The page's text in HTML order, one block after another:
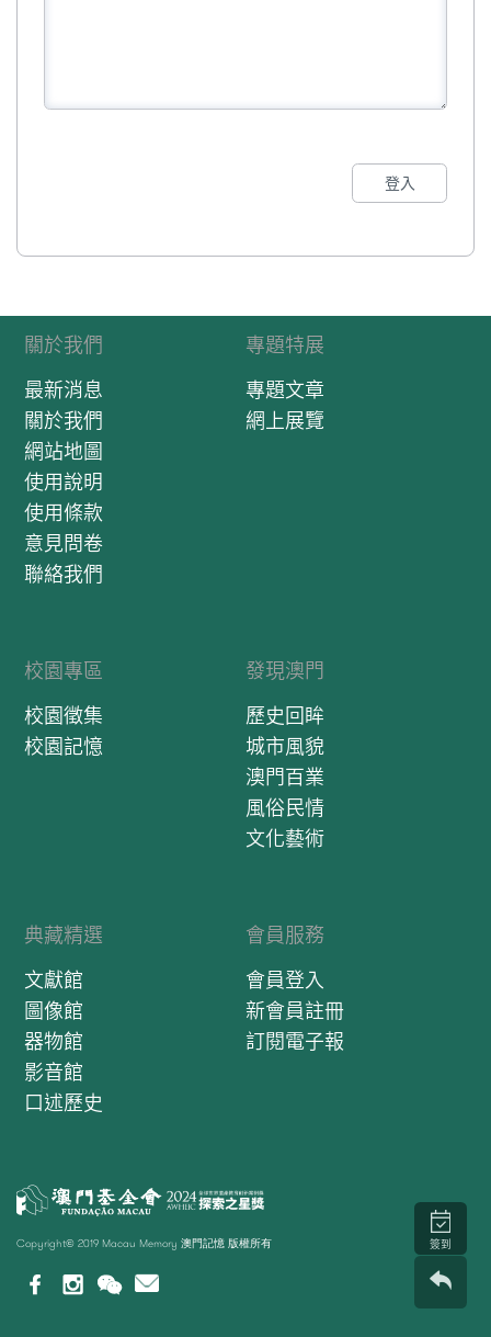
登入
關於我們
最新消息
關於我們
網站地圖
使用說明
使用條款
意見問卷
聯絡我們
專題特展
專題文章
網上展覽
校園專區
校園徵集
校園記憶
發現澳門
歷史回眸
城市風貌
澳門百業
風俗民情
文化藝術
典藏精選
文獻館
圖像館
器物館
影音館
口述歷史
會員服務
會員登入
新會員註冊
訂閱電子報
Copyright© 2019 Macau Memory 澳門記憶 版權所有 簽到